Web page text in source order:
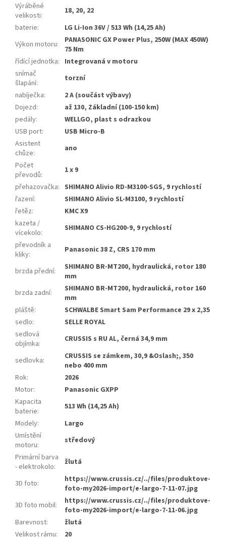
Výráběné
velikosti:
18, 20, 22
baterie:
LG Li-Ion 36V / 513 Wh (14,25 Ah)
Výkon motoru:
PANASONIC GX Power Plus, 250W (MAX 450W)
75 Nm
řídící jednotka: Integrovaná v motoru
snímač
šlapání:
torzní
nabíječka:
2 A (součást výbavy)
Dojezd:
až 130, Základní (100-150 km)
pedály:
WELLGO, plast s odrazkou
USB port:
USB Micro-B
Asistent
chůze:
ano
Počet
převodů:
1 x 9
přehazovačka: SHIMANO Alivio RD-M3100-SGS, 9 rychlostí
řazení:
SHIMANO Alivio SL-M3100, 9 rychlostí
řetěz:
KMC X9
kazeta /
vícekolo:
SHIMANO CS-HG200-9, 9 rychlostí
převodník a
kliky: Panasonic 38 Z, CRS 170 mm
brzda přední:
SHIMANO BR-MT200, hydraulická, rotor 180
mm
brzda zadní:
SHIMANO BR-MT200, hydraulická, rotor 160
mm
pláště:
SCHWALBE Smart Sam Performance 29 x 2,35
sedlo:
SELLE ROYAL
sedlová
objímka: CRUSSIS s RU AL, černá 34,9 mm
sedlovka:
CRUSSIS se zámkem, 30,9 &Oslash;, 350
nebo 400 mm
Rok:
2026
Motor:
Panasonic GXPP
Kapacita
baterie:
513 Wh (14,25 Ah)
Modely:
Largo
Umístění
motoru:
středový
Primární barva
- elektrokolo: žlutá
3D foto:
https://www.crussis.cz/../files/produktove-
foto-my2026-import/e-largo-7-11-07.jpg
3D foto mobil:
https://www.crussis.cz/../files/produktove-
foto-my2026-import/e-largo-7-11-06.jpg
Barevnost:
žlutá
Velikost rámu: 20